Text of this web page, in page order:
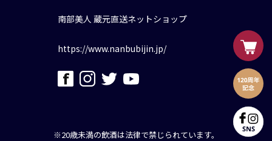
南部美人 蔵元直送ネットショップ
https://www.nanbubijin.jp/
※20歳未満の飲酒は法律で禁じられています。